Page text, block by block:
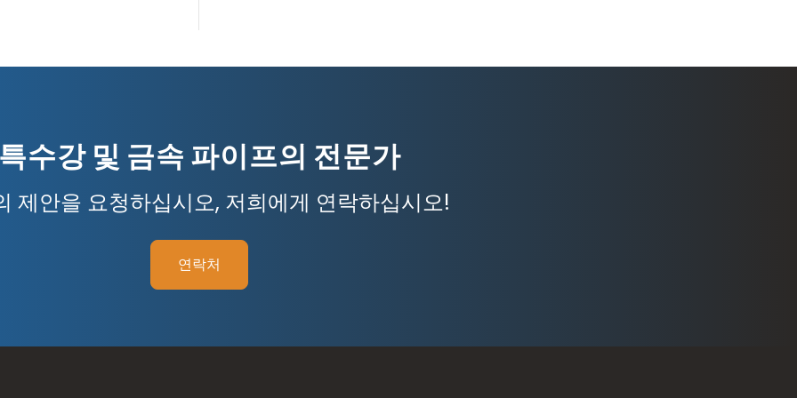
수강 및 금속 파이프의 전문가
제안을 요청하십시오, 저희에게 연락하십시오!
연락처